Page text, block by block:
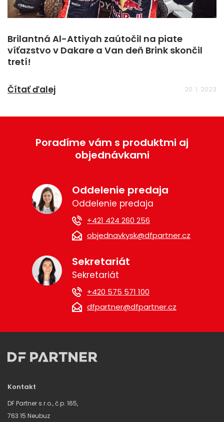
Brilantná Al-Attiyah zaútočil na piate
víťazstvo v Dakare a Van deň Brink skončil
tretí!
Čítať ďalej 20. 1. 2023
Poradíme vám s produktmi aj
objednávkami
Oddelenie predaja
Oddelenie predaja
+421 424 260 256
objednavkysk@dfpartner.cz
Sekretariát
Sekretariát
+420 575 571 100
dfpartner@dfpartner.cz
Kontakt
DF Partner s.r.o., č.p. 165,
763 15 Neubuz